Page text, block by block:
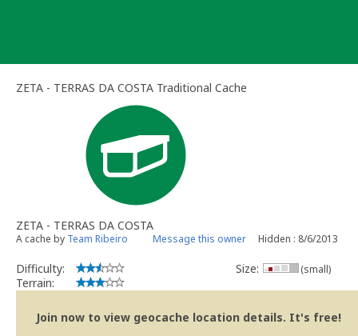
ZETA - TERRAS DA COSTA Traditional Cache
ZETA - TERRAS DA COSTA
A cache by Team Ribeiro Message this owner Hidden : 8/6/2013
Difficulty:
Terrain:
Size: (small)
Join now to view geocache location details. It's free!